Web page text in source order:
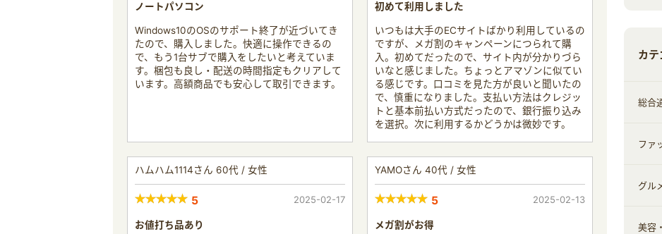
ノートパソコン
Windows10のOSのサポート終了が近づいてき
たので、購入しました。快適に操作できるの
で、もう1台サブで購入をしたいと考えていま
す。梱包も良し・配送の時間指定もクリアして
います。高額商品でも安心して取引できます。
初めて利用しました
いつもは大手のECサイトばかり利用しているの
ですが、メガ割のキャンペーンにつられて購
入。初めてだったので、サイト内が分かりづら
いなと感じました。ちょっとアマゾンに似てい
る感じです。口コミを見た方が良いと聞いたの
で、慎重になりました。支払い方法はクレジッ
トと基本前払い方式だったので、銀行振り込み
を選択。次に利用するかどうかは微妙です。
ハムハム1114さん 60代 / 女性
5 2025-02-17
お値打ち品あり
YAMOさん 40代 / 女性
5 2025-02-13
メガ割がお得
カテ
総合
ファ
グル
美容